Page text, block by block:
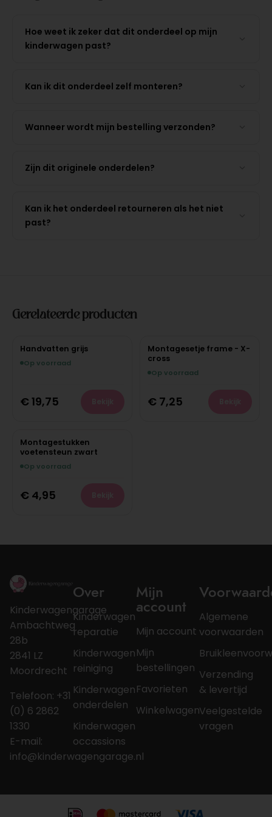
Hoe weet ik zeker dat dit onderdeel op mijn
kinderwagen past?
Kan ik dit onderdeel zelf monteren?
Wanneer wordt mijn bestelling verzonden?
Zijn dit originele onderdelen?
Kan ik het onderdeel retourneren als het niet
past?
Gerelateerde producten
Handvatten grijs
Op voorraad
€ 19,75
Montagesetje frame - X-
cross
Op voorraad
€ 7,25
Montagestukken
voetensteun zwart
Op voorraad
€ 4,95
Kinderwagengarage
Ambachtweg
28b
2841 LZ
Moordrecht
Telefoon: +31
(0) 6 2862
1330
E-mail:
info@kinderwagengarage.nl
Over
Kinderwagen
reparatie
Kinderwagen
reiniging
Kinderwagen
onderdelen
Kinderwagen
occassions
Mijn
account
Mijn account
Mijn
bestellingen
Favorieten
Winkelwagen
Algemene
voorwaarden
Verzending
& levertijd
Veelgestelde
vragen